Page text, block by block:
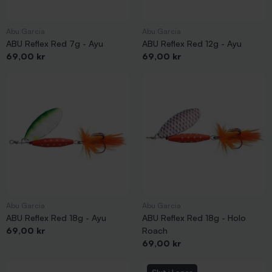
ABU Reflex Red 7g - Ayu
Pris
69,00 kr
ABU Reflex Red 12g - Ayu
Pris
69,00 kr
ABU Reflex Red 18g - Ayu
Pris
69,00 kr
ABU Reflex Red 18g - Holo
Roach
Pris
69,00 kr